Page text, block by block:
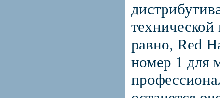
равно, Red
номер 1 для